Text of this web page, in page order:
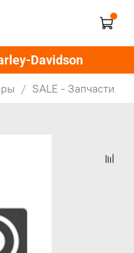
Davidson
SALE - Запчасти